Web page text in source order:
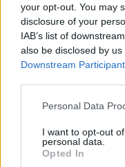
your opt-out. You may
disclosure of your
IAB’s list of
also be disclosed by
Downstream
Please note that this
not limited to your visit
grant or deny consent
use your data for
Personal Data
I want to opt-out
personal data.
Opted In
Intervención conjunta